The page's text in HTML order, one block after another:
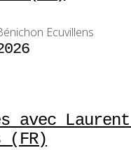
Ecuvillens
avec
(FR)